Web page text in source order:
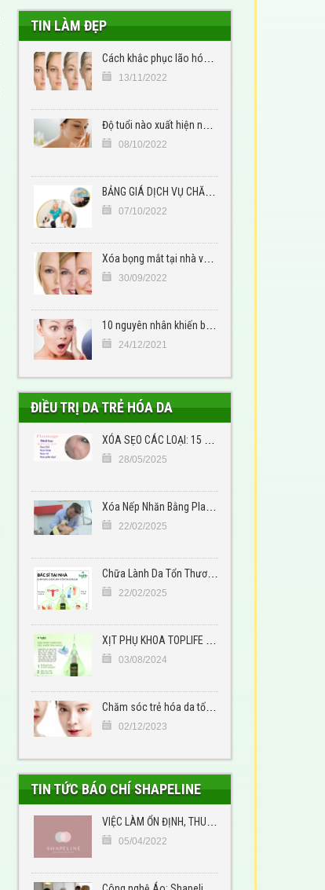
TIN LÀM ĐẸP
13/11/2022
08/10/2022
07/10/2022
30/09/2022
24/12/2021
ĐIỀU TRỊ DA TRẺ HÓA DA
28/05/2025
22/02/2025
22/02/2025
03/08/2024
02/12/2023
TIN TỨC BÁO CHÍ SHAPELINE
05/04/2022